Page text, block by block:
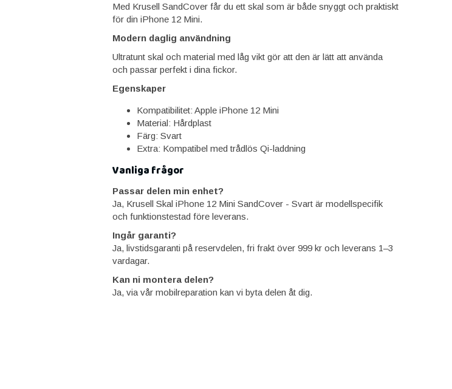
Med Krusell SandCover får du ett skal som är både snyggt och praktiskt
för din iPhone 12 Mini.
Modern daglig användning
Ultratunt skal och material med låg vikt gör att den är lätt att använda
och passar perfekt i dina fickor.
Egenskaper
Kompatibilitet: Apple iPhone 12 Mini
Material: Hårdplast
Färg: Svart
Extra: Kompatibel med trådlös Qi-laddning
Vanliga frågor
Passar delen min enhet?
Ja, Krusell Skal iPhone 12 Mini SandCover - Svart är modellspecifik
och funktionstestad före leverans.
Ingår garanti?
Ja, livstidsgaranti på reservdelen, fri frakt över 999 kr och leverans 1–3
vardagar.
Kan ni montera delen?
Ja, via vår mobilreparation kan vi byta delen åt dig.